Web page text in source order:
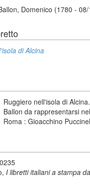
Domenico (1780 -
di Alcina
Ruggiero nell'isola di
Ballon da rappresentarsi
Roma : Gioacchino
I libretti italiani a stampa